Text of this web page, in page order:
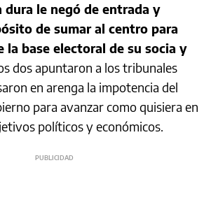
dura le negó de entrada y
de sumar al centro para
la base electoral de su socia y
dos apuntaron a los tribunales
en arenga la impotencia del
para avanzar como quisiera en
políticos y económicos.